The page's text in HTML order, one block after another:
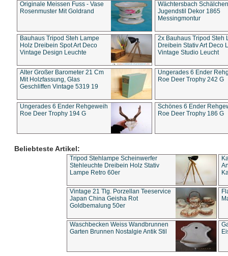
Originale Meissen Fuss - Vase
Rosenmuster Mit Goldrand
Wächtersbach Schälchen
Jugendstil Dekor 1865
Messingmontur
Bauhaus Tripod Steh Lampe
Holz Dreibein Spot Art Deco
Vintage Design Leuchte
2x Bauhaus Tripod Steh
Dreibein Stativ Art Deco
Vintage Studio Leucht
Alter Großer Barometer 21 Cm
Mit Holzfassung, Glas
Geschliffen Vintage 5319 19
Ungerades 6 Ender
Roe Deer Trophy 242 G
Ungerades 6 Ender Rehgeweih
Roe Deer Trophy 194 G
Schönes 6 Ender
Roe Deer Trophy 186 G
Beliebteste Artikel:
Tripod Stehlampe Scheinwerfer
Stehleuchte Dreibein Holz Stativ
Lampe Retro 60er
Vintage 21 Tlg. Porzellan Teeservice
Japan China Geisha Rot
Goldbemalung 50er
Waschbecken Weiss Wandbrunnen
Garten Brunnen Nostalgie Antik Stil